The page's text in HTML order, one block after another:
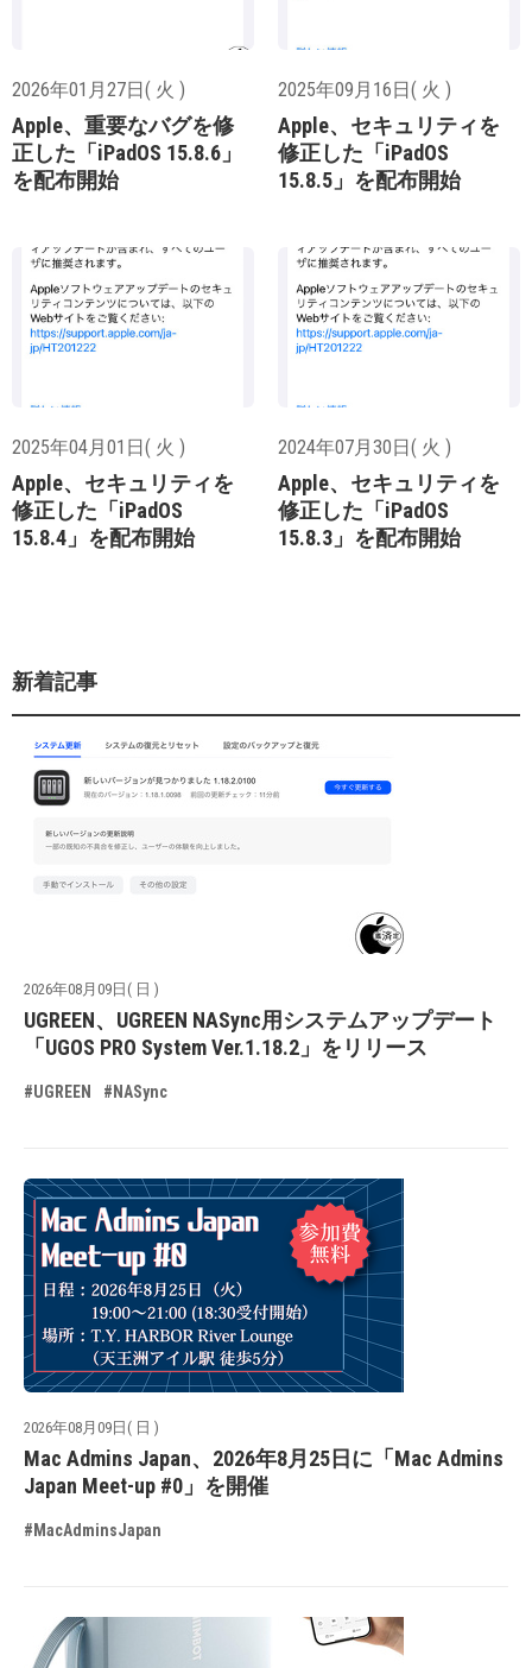
2026年01月27日( 火 )
Apple、重要なバグを修
正した「iPadOS 15.8.6」
を配布開始
2025年09月16日( 火 )
Apple、セキュリティを
修正した「iPadOS
15.8.5」を配布開始
2025年04月01日( 火 )
Apple、セキュリティを
修正した「iPadOS
15.8.4」を配布開始
2024年07月30日( 火 )
Apple、セキュリティを
修正した「iPadOS
15.8.3」を配布開始
新着記事
2026年08月09日( 日 )
UGREEN、UGREEN NASync用システムアップデート
「UGOS PRO System Ver.1.18.2」をリリース
#UGREEN #NASync
2026年08月09日( 日 )
Mac Admins Japan、2026年8月25日に「Mac Admins
Japan Meet-up #0」を開催
#MacAdminsJapan